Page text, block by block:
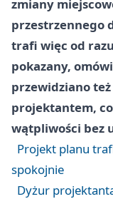
zmiany
przestrzennego
trafi więc od
pokazany,
przewidziano
projektantem,
wątpliwości bez
Projekt planu
spokojnie
Dyżur